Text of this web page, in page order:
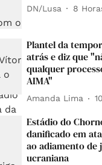
DN/Lusa 8
Plantel da
atrás e diz que
qualquer
AIMA"
Amanda Lima
Estádio do
danificado em
ao adiamento de
ucraniana